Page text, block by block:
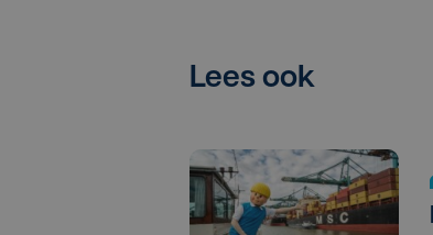
Lees ook